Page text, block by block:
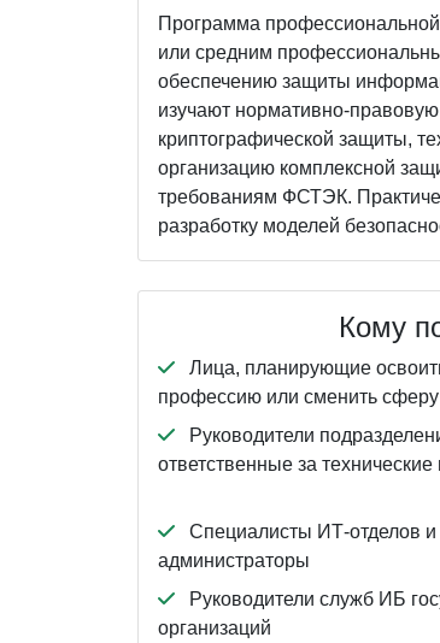
Программа
или средним
обеспечению защиты
изучают нормативно-
криптографической защиты,
организацию комплексной
требованиям ФСТЭК.
разработку моделей
Кому
Лица, планирующие
профессию или сменить сферу
Руководители
ответственные за
Специалисты ИТ-отделов
администраторы
Руководители служб ИБ
организаций